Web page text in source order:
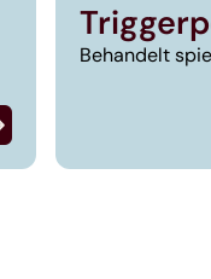
Behandelt